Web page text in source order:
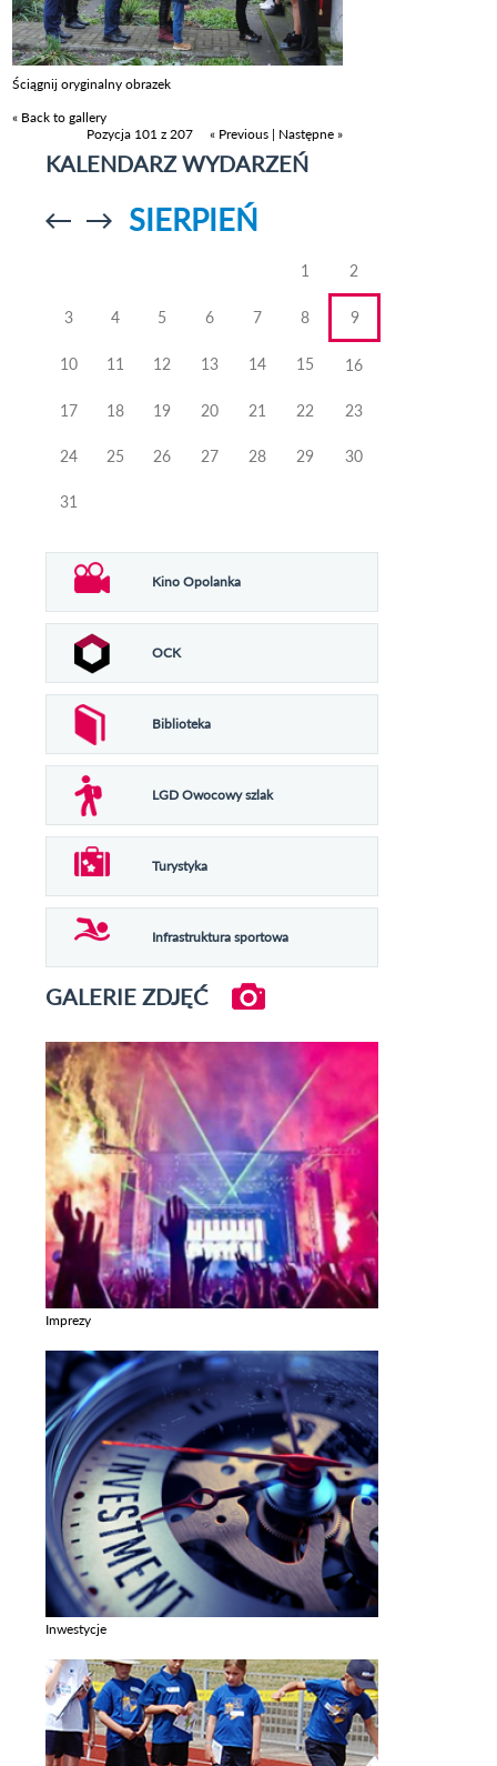
Ściągnij oryginalny obrazek
« Back to gallery
Pozycja 101 z 207
« Previous | Następne »
KALENDARZ WYDARZEŃ
Przejdź doPrzejdź do
SIERPIEŃ
1 2
3 4 5 6 7 8 9
10 11 12 13 14 15 16
17 18 19 20 21 22 23
24 25 26 27 28 29 30
31
Kino Opolanka
OCK
Biblioteka
LGD Owocowy szlak
Turystyka
Infrastruktura sportowa
GALERIE ZDJĘĆ
Imprezy
Inwestycje